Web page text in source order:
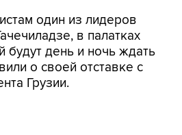
один из лидеров
в палатках
будут день и ночь ждать
о своей отставке с
Грузии.